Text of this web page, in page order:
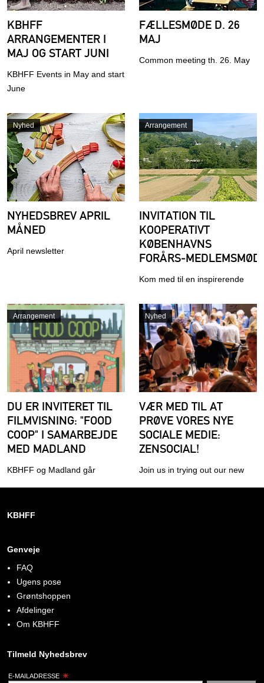
KBHFF
ARRANGEMENTER I
MAJ OG START JUNI
KBHFF Events in May and start
June
FÆLLESMØDE D. 26
MAJ
Common meeting th. 26. May
Nyhed
NYHEDSBREV APRIL
MÅNED
April newsletter
Arrangement
INVITATION TIL
KOOPERATIVT
KØBENHAVNS
Kom med til en inspirerende
Forsamlingshus, med oplæg
bl.a. om Københavns
Fødevarefællesskab
Arrangement
DU ER INVITERET TIL
FILMVISNING: "FOOD
COOP" I SAMARBEJDE
MED MADLAND
KBHFF og Madland går
tager dig helt tæt på
Nyhed
VÆR MED TIL AT
PRØVE VORES NYE
SOCIALE MEDIE:
ZENSOCIAL!
Join us in trying out our new
KBHFF
Genveje
FAQ
Ugens pose
Grøntshoppen
Afdelinger
Om KBHFF
Tilmeld Nyhedsbrev
E-MAILADRESSE